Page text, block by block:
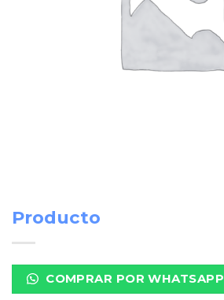
Producto
COMPRAR POR WHATSAPP